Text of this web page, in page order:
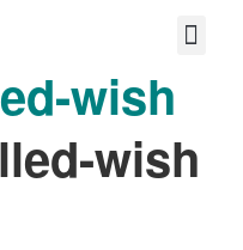
wish
wish